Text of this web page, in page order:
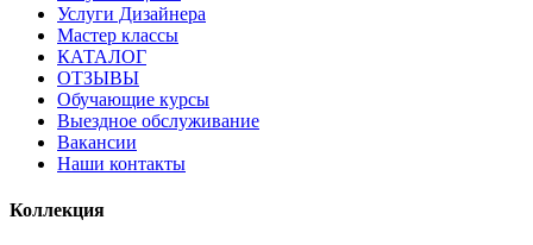
Услуги Дизайнера
Мастер классы
КАТАЛОГ
ОТЗЫВЫ
Обучающие курсы
Выездное обслуживание
Вакансии
Наши контакты
Коллекция